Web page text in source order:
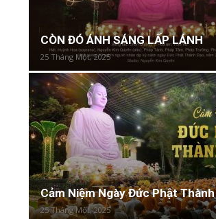
CÒN ĐÓ ÁNH SÁNG LẤP LÁNH
25 Tháng Một, 2025
Cảm Niệm Ngày Đức Phật
25 Tháng Một, 2025